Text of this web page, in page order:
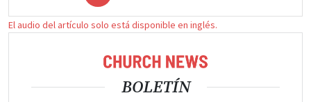
El audio del artículo solo está disponible en inglés.
BOLETÍN